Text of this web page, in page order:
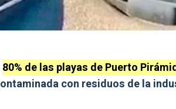
80% de las playas de Puerto
con residuos de la